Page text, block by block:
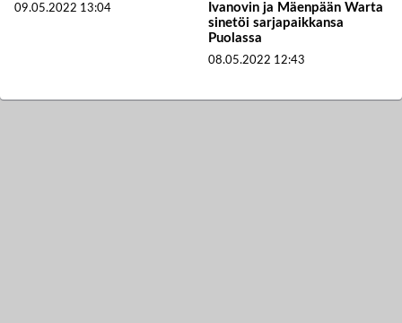
09.05.2022 13:04
Ivanovin ja Mäenpään Warta
sinetöi sarjapaikkansa
Puolassa
08.05.2022 12:43